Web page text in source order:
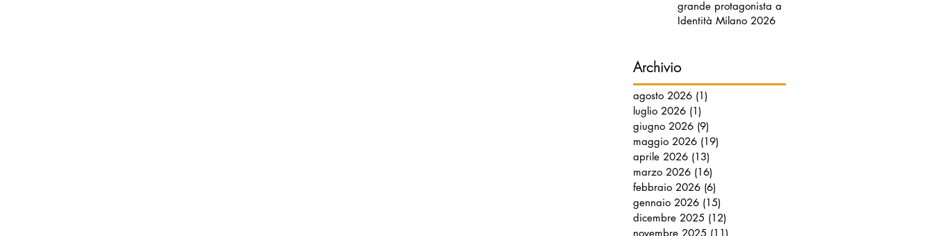
grande protagonista a
Identità Milano 2026
Archivio
agosto 2026 (1)
luglio 2026 (1)
giugno 2026 (9)
maggio 2026 (19)
aprile 2026 (13)
marzo 2026 (16)
febbraio 2026 (6)
gennaio 2026 (15)
dicembre 2025 (12)
novembre 2025 (11)